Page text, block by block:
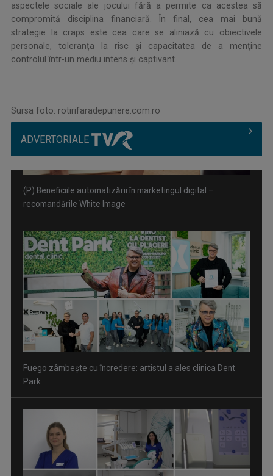
aspectele sociale ale jocului fără a permite ca acestea să
compromită disciplina financiară. În final, cea mai bună
strategie la craps este cea care se aliniază cu obiectivele
personale, toleranța la risc și capacitatea de a menține
controlul într-un mediu intens și captivant.
Sursa foto: rotirifaradepunere.com.ro
ADVERTORIALE
Fuego zâmbește cu încredere: artistul a ales clinica Dent
Park